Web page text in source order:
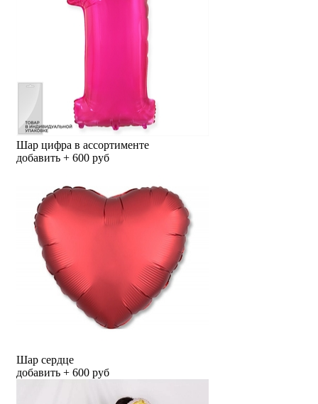
Шар цифра в ассортименте
добавить + 600 руб
Шар сердце
добавить + 600 руб